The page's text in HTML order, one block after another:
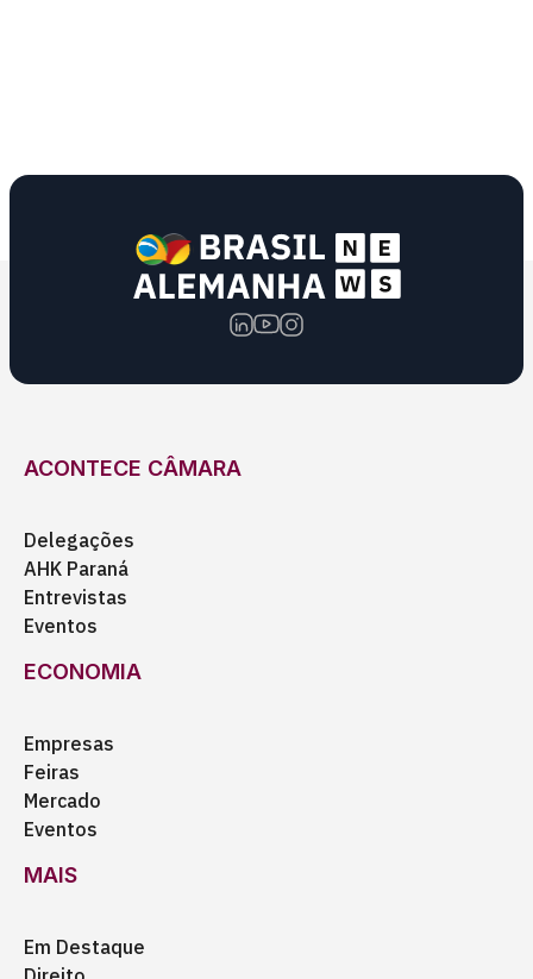
ACONTECE CÂMARA
Delegações
AHK Paraná
Entrevistas
Eventos
ECONOMIA
Empresas
Feiras
Mercado
Eventos
MAIS
Em Destaque